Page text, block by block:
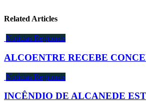
Related Articles
Notícias Regionais
ALCOENTRE RECEBE
Notícias Regionais
INCÊNDIO DE ALCANEDE